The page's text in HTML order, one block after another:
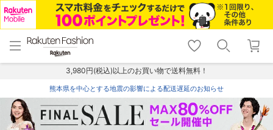
menu home
トップ
shopping_cart lock_outline
ログイン
3,980円(税込)以上のお買い物で送料無料！
熊本県を中心とする地震の影響による配送遅延のお知らせ